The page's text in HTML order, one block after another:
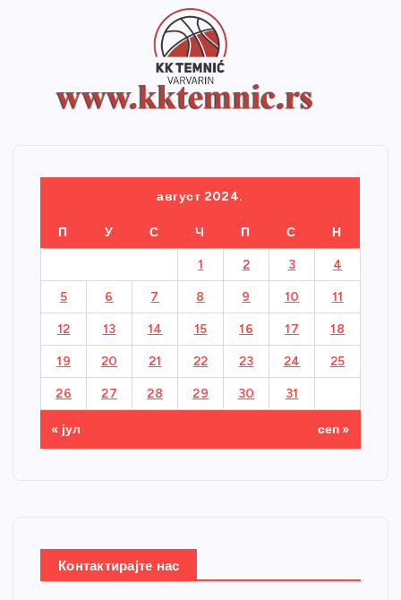
август 2024.
П У С Ч П С Н
1 2 3 4
5 6 7 8 9 10 11
12 13 14 15 16 17 18
19 20 21 22 23 24 25
26 27 28 29 30 31
« јул сеп »
Контактирајте нас